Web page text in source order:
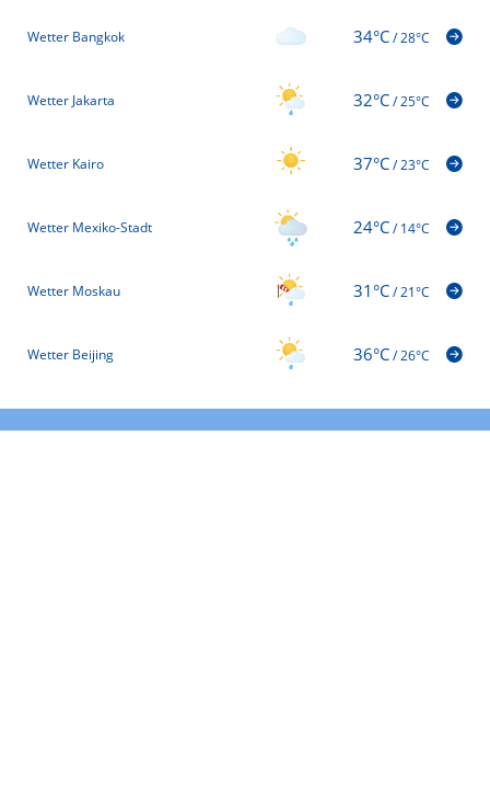
Wetter Bangkok 34°C/28°C
Wetter Jakarta 32°C/25°C
Wetter Kairo 37°C/23°C
Wetter Mexiko-Stadt 24°C/14°C
Wetter Moskau 31°C/21°C
Wetter Beijing 36°C/26°C